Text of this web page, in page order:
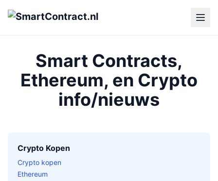
Smart Contracts,
Ethereum, en Crypto
info/nieuws
Crypto Kopen
Crypto kopen
Ethereum